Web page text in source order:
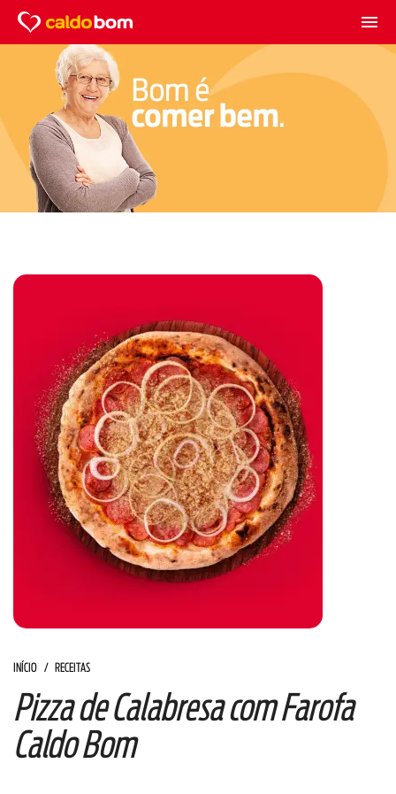
INÍCIO RECEITAS
Pizza de Calabresa com Farofa
Caldo Bom